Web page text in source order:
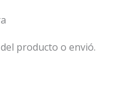
producto o envió.